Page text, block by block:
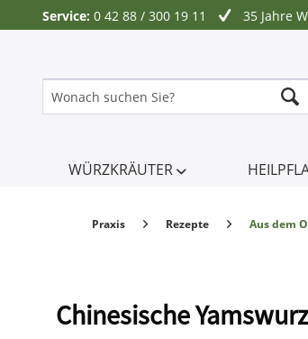
Service: 0 42 88 / 300 19 11 35 Jahre
WÜRZKRÄUTER
Praxis Rezepte Aus dem
Chinesische